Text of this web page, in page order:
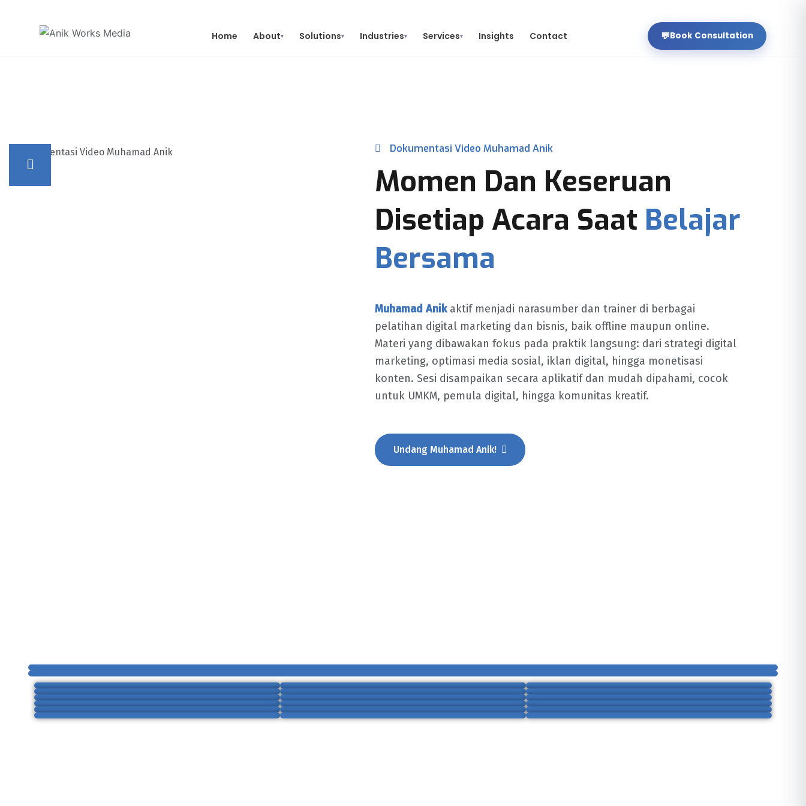
Home About▾ Solutions▾ Industries▾ Services▾ Insights Contact 💬Book Consultation
Dokumentasi Video Muhamad Anik
Momen Dan Keseruan
Disetiap Acara Saat Belajar
Bersama
Muhamad Anikaktif menjadi narasumber dan trainer di berbagai
pelatihan digital marketing dan bisnis, baik offline maupun online.
Materi yang dibawakan fokus pada praktik langsung: dari strategi digital
marketing, optimasi media sosial, iklan digital, hingga monetisasi
konten. Sesi disampaikan secara aplikatif dan mudah dipahami, cocok
untuk UMKM, pemula digital, hingga komunitas kreatif.
Undang Muhamad Anik!